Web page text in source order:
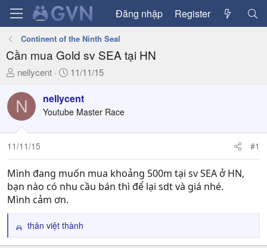
Đăng nhập Register
Continent of the Ninth Seal
Cần mua Gold sv SEA tại HN
T
r
e
a
d
s
t
a
r
t
r
nellycent
N
à
y
ử
11/11/15
N nellycent
Youtube Master Race
11/11/15 #1
Mình đang muốn mua khoảng 500m tại sv SEA ở HN,
bạn nào có nhu cầu bán thì để lại sdt và giá nhé.
Mình cảm ơn.
R
e
thân việt thành